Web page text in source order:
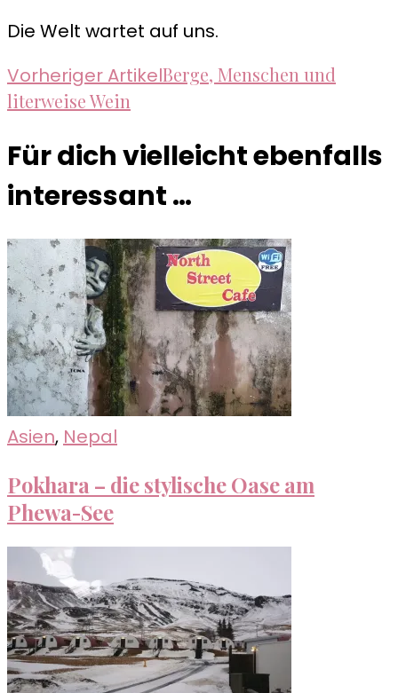
Die Welt wartet auf uns.
Beitragsnavigation
Vorheriger ArtikelBerge, Menschen und
literweise Wein
Für dich vielleicht ebenfalls
interessant …
Asien, Nepal
Pokhara – die stylische Oase am
Phewa-See